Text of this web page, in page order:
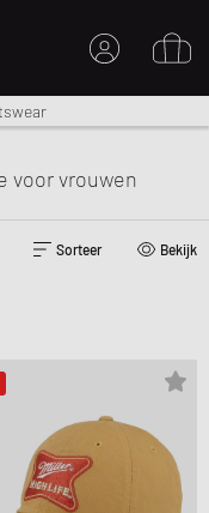
MIJN ACCOUNT
EEN ACCOUNT AAN
€ 100
retour
voor vrouwen
Sorteer Bekijk